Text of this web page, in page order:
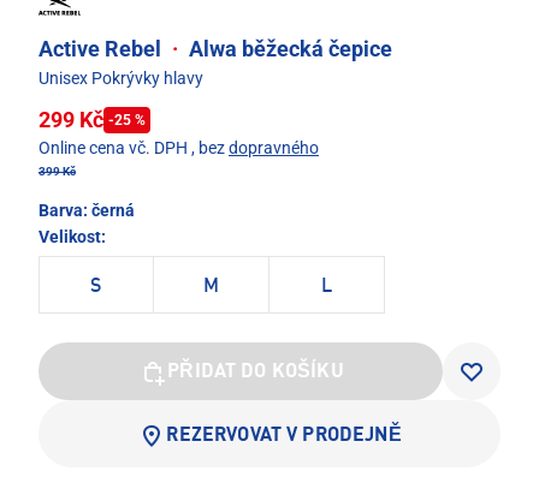
Active Rebel · Alwa běžecká čepice
Unisex Pokrývky hlavy
299 Kč -25 %
Online cena vč. DPH , bezdopravného
399 Kč
Barva: černá
Velikost:
S M L
PŘIDAT DO KOŠÍKU
REZERVOVAT V PRODEJNĚ